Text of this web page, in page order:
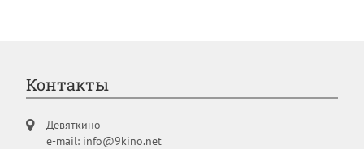
Контакты
Девяткино
e-mail: info@9kino.net